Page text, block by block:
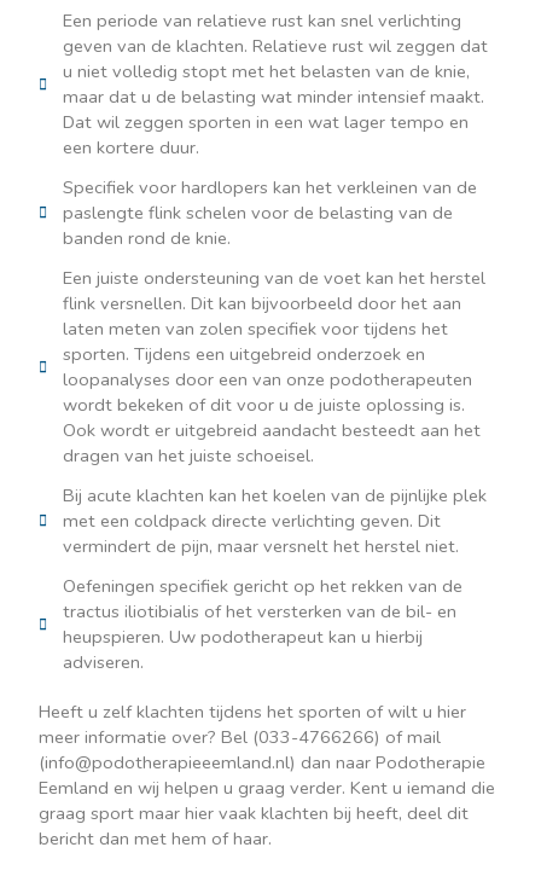
Een periode van relatieve rust kan snel verlichting
geven van de klachten. Relatieve rust wil zeggen dat
u niet volledig stopt met het belasten van de knie,
maar dat u de belasting wat minder intensief maakt.
Dat wil zeggen sporten in een wat lager tempo en
een kortere duur.
Specifiek voor hardlopers kan het verkleinen van de
paslengte flink schelen voor de belasting van de
banden rond de knie.
Een juiste ondersteuning van de voet kan het herstel
flink versnellen. Dit kan bijvoorbeeld door het aan
laten meten van zolen specifiek voor tijdens het
sporten. Tijdens een uitgebreid onderzoek en
loopanalyses door een van onze podotherapeuten
wordt bekeken of dit voor u de juiste oplossing is.
Ook wordt er uitgebreid aandacht besteedt aan het
dragen van het juiste schoeisel.
Bij acute klachten kan het koelen van de pijnlijke plek
met een coldpack directe verlichting geven. Dit
vermindert de pijn, maar versnelt het herstel niet.
Oefeningen specifiek gericht op het rekken van de
tractus iliotibialis of het versterken van de bil- en
heupspieren. Uw podotherapeut kan u hierbij
adviseren.
Heeft u zelf klachten tijdens het sporten of wilt u hier
meer informatie over? Bel (033-4766266) of mail
(info@podotherapieeemland.nl) dan naar Podotherapie
Eemland en wij helpen u graag verder. Kent u iemand die
graag sport maar hier vaak klachten bij heeft, deel dit
bericht dan met hem of haar.